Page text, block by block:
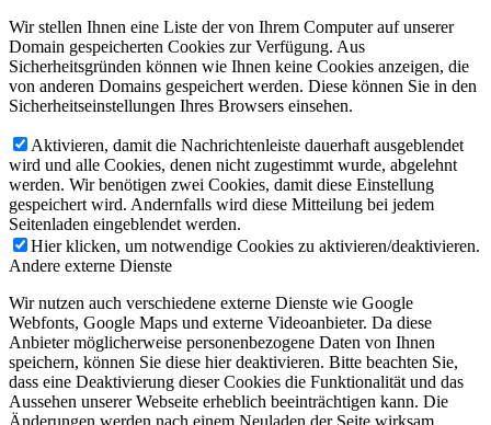
Wir stellen Ihnen eine Liste der von Ihrem Computer auf unserer
Domain gespeicherten Cookies zur Verfügung. Aus
Sicherheitsgründen können wie Ihnen keine Cookies anzeigen, die
von anderen Domains gespeichert werden. Diese können Sie in den
Sicherheitseinstellungen Ihres Browsers einsehen.
Aktivieren, damit die Nachrichtenleiste dauerhaft ausgeblendet
wird und alle Cookies, denen nicht zugestimmt wurde, abgelehnt
werden. Wir benötigen zwei Cookies, damit diese Einstellung
gespeichert wird. Andernfalls wird diese Mitteilung bei jedem
Seitenladen eingeblendet werden.
Hier klicken, um notwendige Cookies zu aktivieren/deaktivieren.
Andere externe Dienste
Wir nutzen auch verschiedene externe Dienste wie Google
Webfonts, Google Maps und externe Videoanbieter. Da diese
Anbieter möglicherweise personenbezogene Daten von Ihnen
speichern, können Sie diese hier deaktivieren. Bitte beachten Sie,
dass eine Deaktivierung dieser Cookies die Funktionalität und das
Aussehen unserer Webseite erheblich beeinträchtigen kann. Die
Änderungen werden nach einem Neuladen der Seite wirksam.